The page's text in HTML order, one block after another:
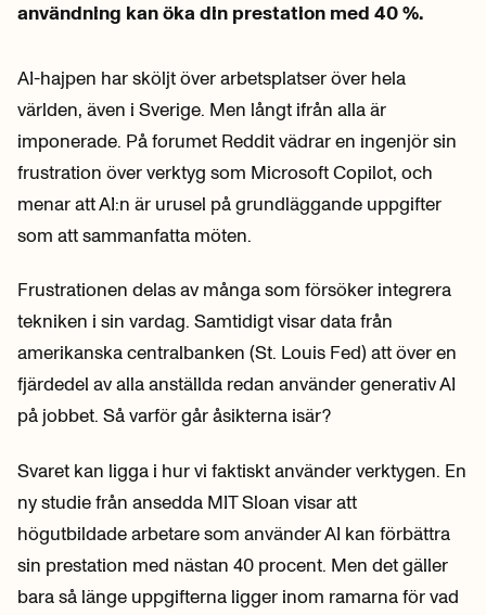
användning kan öka din prestation med 40 %.
AI-hajpen har sköljt över arbetsplatser över hela
världen, även i Sverige. Men långt ifrån alla är
imponerade. På forumet Reddit vädrar en ingenjör sin
frustration över verktyg som Microsoft Copilot, och
menar att AI:n är urusel på grundläggande uppgifter
som att sammanfatta möten.
Frustrationen delas av många som försöker integrera
tekniken i sin vardag. Samtidigt visar data från
amerikanska centralbanken (St. Louis Fed) att över en
fjärdedel av alla anställda redan använder generativ AI
på jobbet. Så varför går åsikterna isär?
Svaret kan ligga i hur vi faktiskt använder verktygen. En
ny studie från ansedda MIT Sloan visar att
högutbildade arbetare som använder AI kan förbättra
sin prestation med nästan 40 procent. Men det gäller
bara så länge uppgifterna ligger inom ramarna för vad